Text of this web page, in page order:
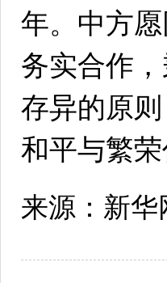
年。中方
务实合作
存异的原
和平与繁荣
来源：新华